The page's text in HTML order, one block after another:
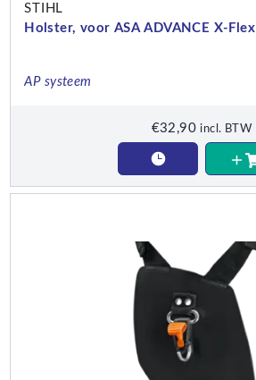
STIHL
Holster, voor ASA ADVANCE X-Flex
AP systeem
€32,90 incl. BTW